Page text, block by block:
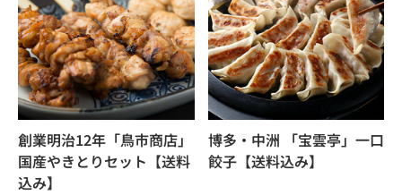
創業明治12年「鳥市商店」
国産やきとりセット【送料
込み】
博多・中洲 「宝雲亭」一口
餃子【送料込み】